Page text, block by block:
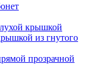
крышкой
из гнутого
прозрачной